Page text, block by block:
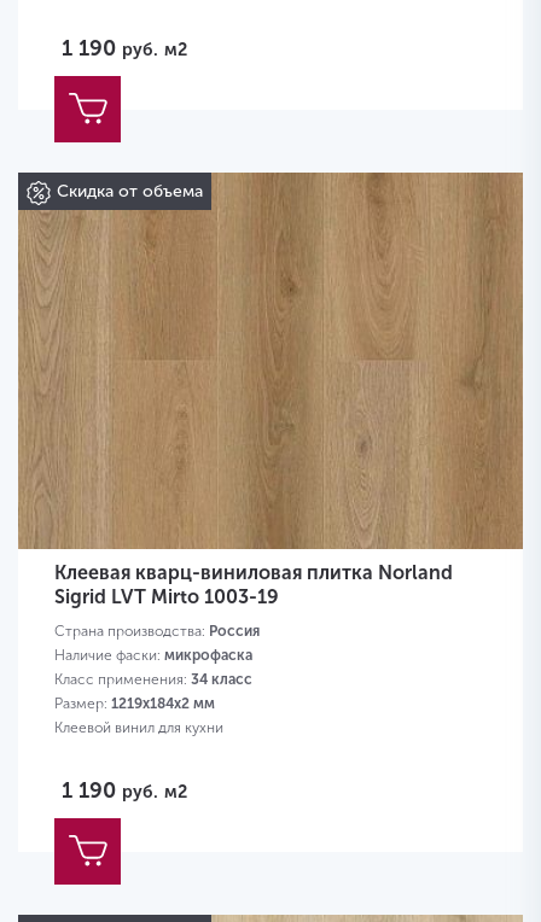
1 190 руб. м2
Скидка от объема
Клеевая кварц-виниловая плитка Norland
Sigrid LVT Mirto 1003-19
Страна производства: Россия
Наличие фаски: микрофаска
Класс применения: 34 класс
Размер: 1219х184х2 мм
Клеевой винил для кухни
1 190 руб. м2